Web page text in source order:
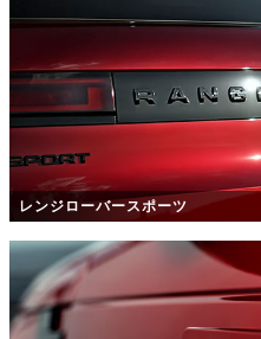
レンジローバースポーツ